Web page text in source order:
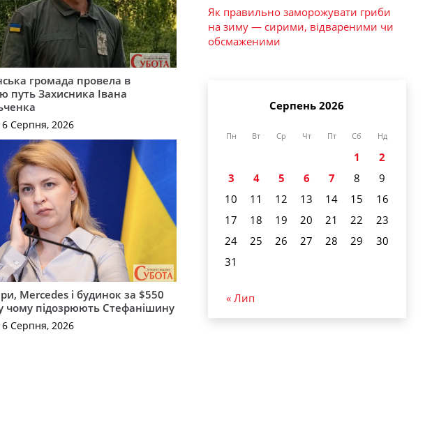
громада провела в
путь Захисника Івана
Серпня, 2026
Mercedes і будинок за $550
чому підозрюють Стефанішину
Серпня, 2026
Як правильно заморожувати гриби
на зиму — сирими, відвареними чи
обсмаженими
Серпень 2026
Пн Вт Ср Чт Пт Сб Нд
1
2
3
4 5 6 7 8
9
10
11 12 13 14 15
16
17
18 19 20 21 22
23
24
25 26 27 28 29
30
31
« Лип